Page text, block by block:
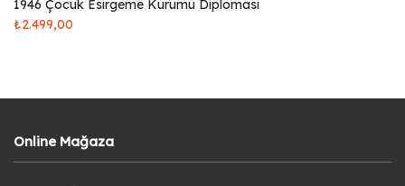
1946 Çocuk Esirgeme Kurumu Diploması
₺2.499,00
Online Mağaza